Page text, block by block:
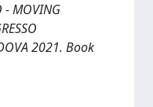
- MOVING
2021. Book